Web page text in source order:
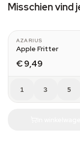
Misschien vind
AZARIUS
Apple Fritter
€ 9,49
1 3 5